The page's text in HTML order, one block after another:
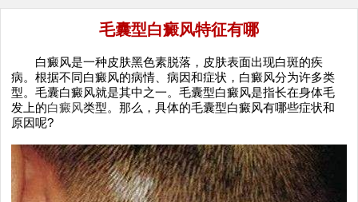
毛囊型白癜风特征有哪
白癜风是一种皮肤黑色素脱落，皮肤表面出现白斑的疾
病。根据不同白癜风的病情、病因和症状，白癜风分为许多类
型。毛囊白癜风就是其中之一。毛囊型白癜风是指长在身体毛
发上的白癜风类型。那么，具体的毛囊型白癜风有哪些症状和
原因呢?